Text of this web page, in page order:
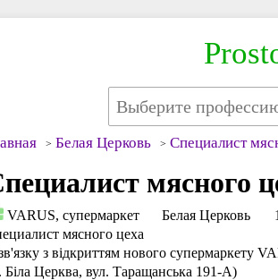
Белая Церковь Специалист
мясного
VARUS, супермаркет Белая Церковь
мясного цеха
з відкриттям нового супермаркету
Біла Церква, вул. Таращанська 191-А)